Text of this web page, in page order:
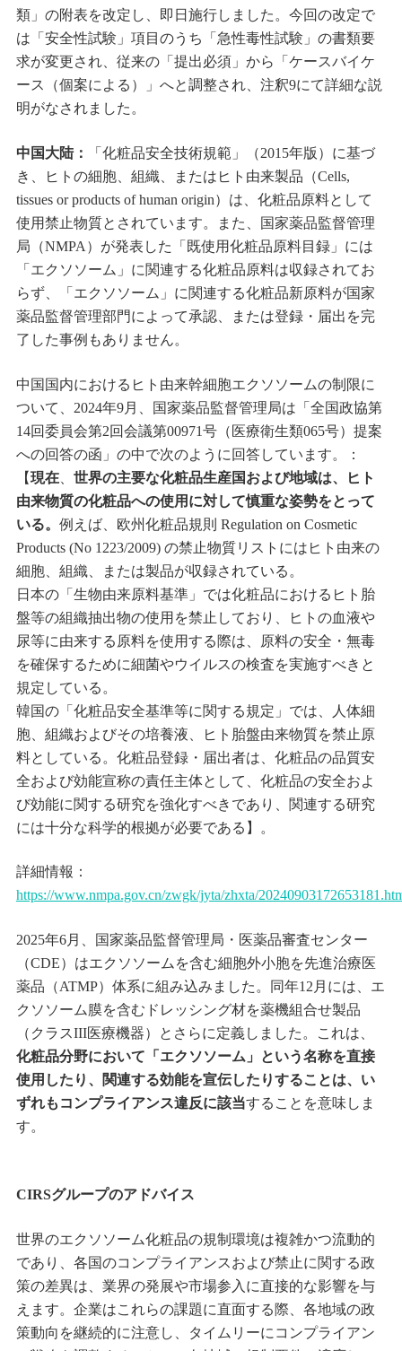
類」の附表を改定し、即日施行しました。今回の改定で
は「安全性試験」項目のうち「急性毒性試験」の書類要
求が変更され、従来の「提出必須」から「ケースバイケ
ース（個案による）」へと調整され、注釈9にて詳細な説
明がなされました。
中国大陆：
「化粧品安全技術規範」（2015年版）に基づ
き、ヒトの細胞、組織、またはヒト由来製品（Cells,
tissues or products of human origin）は、化粧品原料として
使用禁止物質とされています。また、国家薬品監督管理
局（NMPA）が発表した「既使用化粧品原料目録」には
「エクソソーム」に関連する化粧品原料は収録されてお
らず、「エクソソーム」に関連する化粧品新原料が国家
薬品監督管理部門によって承認、または登録・届出を完
了した事例もありません。
中国国内におけるヒト由来幹細胞エクソソームの制限に
ついて、2024年9月、国家薬品監督管理局は「全国政協第
14回委員会第2回会議第00971号（医療衛生類065号）提案
への回答の函」の中で次のように回答しています。：
【現在、 世界の主要な化粧品生産国および地域は、ヒト
由来物質の化粧品への使用に対して慎重な姿勢をとって
いる。 例えば、欧州化粧品規則 Regulation on Cosmetic
Products (No 1223/2009) の禁止物質リストにはヒト由来の
細胞、組織、または製品が収録されている。
日本の「生物由来原料基準」では化粧品におけるヒト胎
盤等の組織抽出物の使用を禁止しており、ヒトの血液や
尿等に由来する原料を使用する際は、原料の安全・無毒
を確保するために細菌やウイルスの検査を実施すべきと
規定している。
韓国の「化粧品安全基準等に関する規定」では、人体細
胞、組織およびその培養液、ヒト胎盤由来物質を禁止原
料としている。化粧品登録・届出者は、化粧品の品質安
全および効能宣称の責任主体として、化粧品の安全およ
び効能に関する研究を強化すべきであり、関連する研究
には十分な科学的根拠が必要である】。
詳細情報：
https://www.nmpa.gov.cn/zwgk/jyta/zhxta/
2025年6月、国家薬品監督管理局・医薬品審査センター
（CDE）はエクソソームを含む細胞外小胞を先進治療医
薬品（ATMP）体系に組み込みました。同年12月には、エ
クソソーム膜を含むドレッシング材を薬機組合せ製品
（クラスIII医療機器）とさらに定義しました。これは、
化粧品分野において「エクソソーム」という名称を直接
使用したり、関連する効能を宣伝したりすることは、い
ずれもコンプライアンス違反に該当することを意味しま
す。
CIRSグループのアドバイス
世界のエクソソーム化粧品の規制環境は複雑かつ流動的
であり、各国のコンプライアンスおよび禁止に関する政
策の差異は、業界の発展や市場参入に直接的な影響を与
えます。企業はこれらの課題に直面する際、各地域の政
策動向を継続的に注意し、タイムリーにコンプライアン